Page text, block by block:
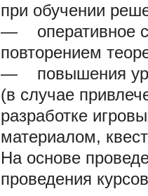
при обучении
— оперативное
повторением
— повышения
(в случае
разработке
материалом,
На основе
проведения